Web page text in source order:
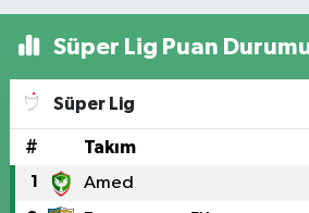
Üniversite Mahallesi, Yahya Kemal Caddesi
0 (424) 238 23 43 Yol Tarifi Al
Lokman Eczanesi
Rızaiye Mahallesi, Şair Elmas Yıldırım Sokak
Süper Lig Puan
Süper Lig
# Takım
1 Amed